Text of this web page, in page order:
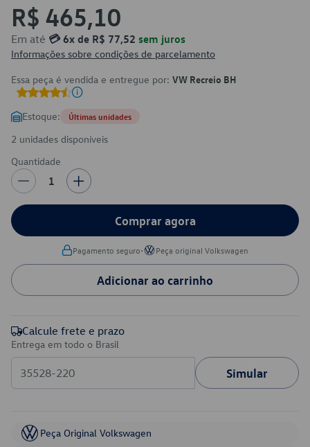
R$ 465,10
Em até 💳 6x de R$ 77,52 sem juros
Informações sobre condições de parcelamento
Essa peça é vendida e entregue por: VW Recreio BH
Estoque: Últimas unidades
2 unidades disponíveis
Quantidade
1
Comprar agora
Pagamento seguro• Peça original Volkswagen
Adicionar ao carrinho
Calcule frete e prazo
Entrega em todo o Brasil
Simular
Peça Original Volkswagen